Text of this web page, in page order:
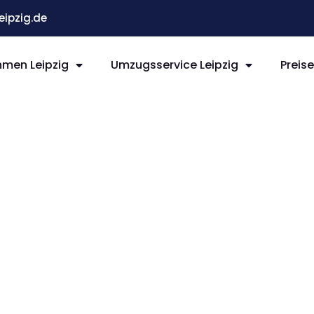
Leipzig Umzugsservice Leipzig Preise